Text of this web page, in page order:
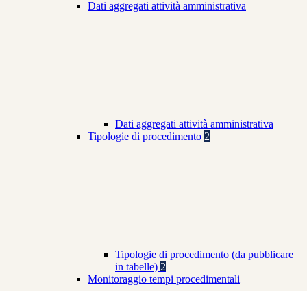
Dati aggregati attività amministrativa
Dati aggregati attività amministrativa
Tipologie di procedimento 2
Tipologie di procedimento (da pubblicare
in tabelle) 2
Monitoraggio tempi procedimentali